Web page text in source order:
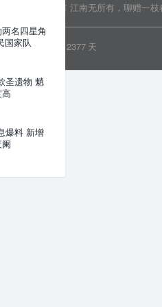
名四星角
国家队
圣遗物 魈
爆料 新增
乐分享 版权所有 江南无所有，聊赠一枝
号 安全运行 2377 天